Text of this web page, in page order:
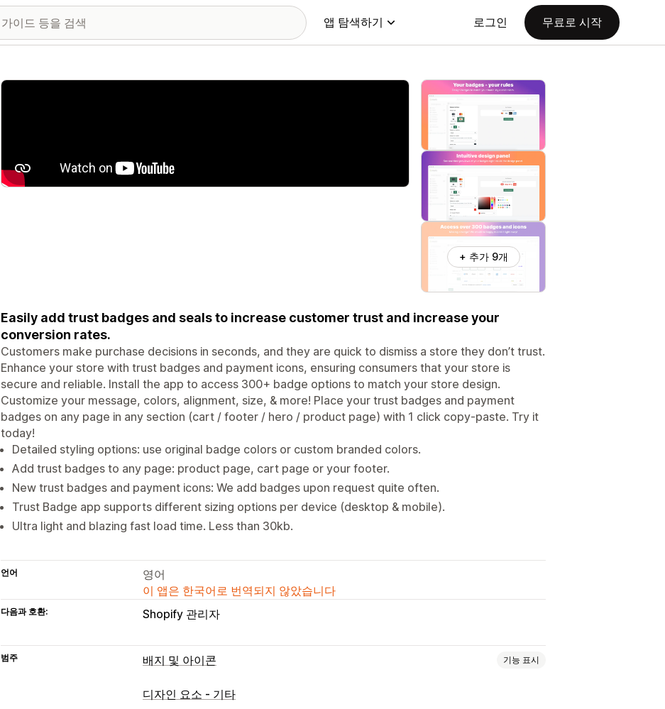
앱 탐색하기 로그인 무료로 시작
추천 이미지 갤러리
+ 추가 9개
Easily add trust badges and seals to increase customer trust and increase your
conversion rates.
Customers make purchase decisions in seconds, and they are quick to dismiss a store they don’t trust.
Enhance your store with trust badges and payment icons, ensuring consumers that your store is
secure and reliable. Install the app to access 300+ badge options to match your store design.
Customize your message, colors, alignment, size, & more! Place your trust badges and payment
badges on any page in any section (cart / footer / hero / product page) with 1 click copy-paste. Try it
today!
Detailed styling options: use original badge colors or custom branded colors.
Add trust badges to any page: product page, cart page or your footer.
New trust badges and payment icons: We add badges upon request quite often.
Trust Badge app supports different sizing options per device (desktop & mobile).
Ultra light and blazing fast load time. Less than 30kb.
언어
영어
이 앱은 한국어로 번역되지 않았습니다
다음과 호환: Shopify 관리자
범주 배지 및 아이콘 기능 표시
아이콘 유형
디자인 요소 - 기타